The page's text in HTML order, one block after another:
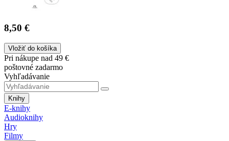
8,50 €
Vložiť do košíka
Pri nákupe nad 49 €
poštovné zadarmo
Vyhľadávanie
Knihy
E-knihy
Audioknihy
Hry
Filmy